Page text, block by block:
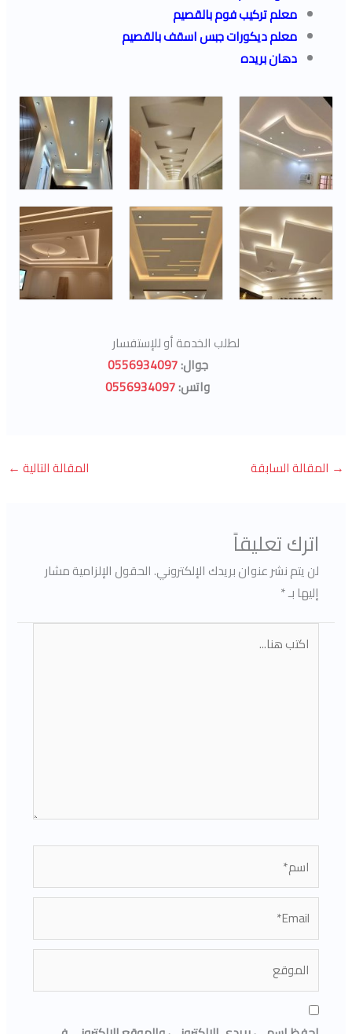
معلم تركيب فوم بالقصيم
معلم ديكورات جبس اسقف بالقصيم
دهان بريده
لطلب الخدمة أو للإستفسار
جوال:0556934097
واتس:0556934097
→ المقالة السابقة المقالة التالية ←
اترك تعليقاً
لن يتم نشر عنوان بريدك الإلكتروني.الحقول الإلزامية مشار
إليها بـ*
هنا...